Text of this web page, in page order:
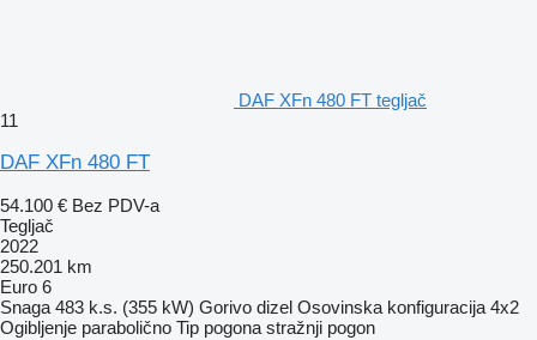
DAF XFn 480 FT tegljač
11
DAF XFn 480 FT
54.100 € Bez PDV-a
Tegljač
2022
250.201 km
Euro 6
Snaga 483 k.s. (355 kW) Gorivo dizel Osovinska konfiguracija 4x2
Ogibljenje parabolično Tip pogona stražnji pogon